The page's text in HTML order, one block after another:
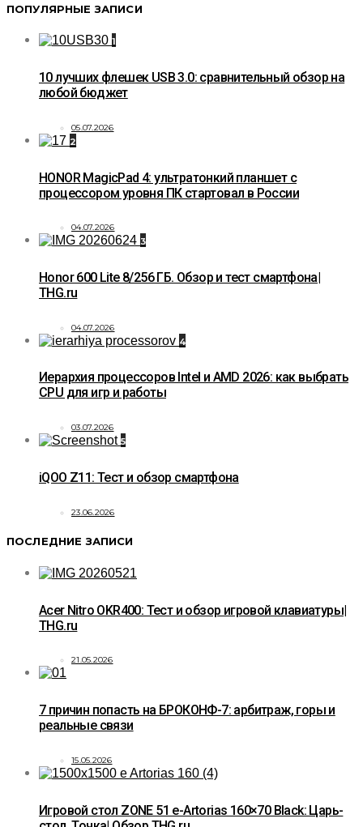
ПОПУЛЯРНЫЕ ЗАПИСИ
1
10 лучших флешек USB 3.0: сравнительный обзор на
любой бюджет
05.07.2026
2
HONOR MagicPad 4: ультратонкий планшет с
процессором уровня ПК стартовал в России
04.07.2026
3
Honor 600 Lite 8/256 ГБ. Обзор и тест смартфона|
THG.ru
04.07.2026
4
Иерархия процессоров Intel и AMD 2026: как выбрать
CPU для игр и работы
03.07.2026
5
iQOO Z11: Тест и обзор смартфона
23.06.2026
ПОСЛЕДНИЕ ЗАПИСИ
Acer Nitro OKR400: Тест и обзор игровой клавиатуры|
THG.ru
21.05.2026
7 причин попасть на БРОКОНФ-7: арбитраж, горы и
реальные связи
15.05.2026
Игровой стол ZONE 51 e-Artorias 160×70 Black: Царь-